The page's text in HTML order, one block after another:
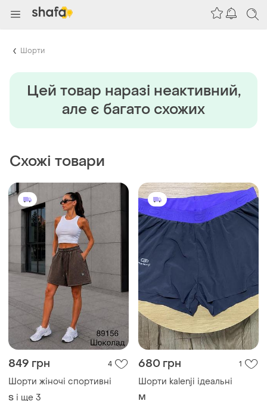
Шорти
Цей товар наразi неактивний,
але є багато схожих
Схожі товари
849 грн 4
Шорти жіночі спортивні
S і ще 3
680 грн 1
Шорти kalenji ідеальні
M